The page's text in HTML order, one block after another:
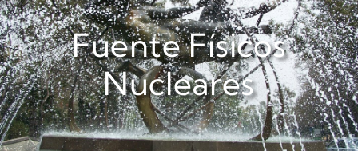
Fuente Físicos
Nucleares